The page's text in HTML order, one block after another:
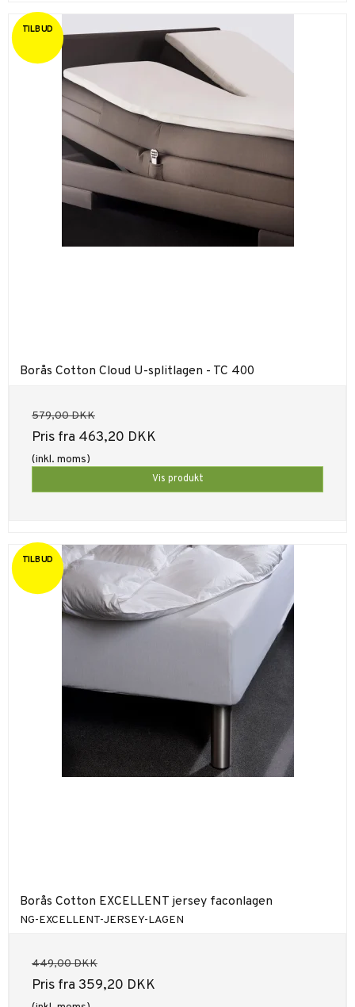
TILBUD
Borås Cotton Cloud U-splitlagen - TC 400
579,00 DKK
Pris fra 463,20 DKK
(inkl. moms)
Vis produkt
TILBUD
Borås Cotton EXCELLENT jersey faconlagen
NG-EXCELLENT-JERSEY-LAGEN
449,00 DKK
Pris fra 359,20 DKK